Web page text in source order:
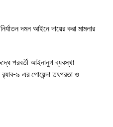
দমন আইনে দায়ের করা মামলার
পরবর্তী আইনানুগ ব্যবস্থা
৯ এর গোয়েন্দা তৎপরতা ও